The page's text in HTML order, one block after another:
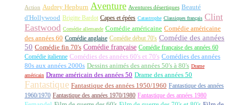
Action Audrey Hepburn Aventure Aventures désertiques Beauté
d'Hollywood Brigitte Bardot Capes et épées Catastrophe Classiques français Clint
Eastwood Comédie allemande Comédie américaine Comédie américaine
des années 60 Comédie anglaise Comédie début 70's Comédie des années
50 Comédie fin 70's Comédie française Comédie française des années 60
Comédie italienne Comédies des années 60's et 70's Comédies des années
80s aux années 2000s Dessins animés des années 50's à 80's Drame
américain Drame américain des années 50 Drame des années 50
Fantastique Fantastique des années 1950/1960 Fantastique des années
1960/1970 Fantastique des années 1970/1980 Fantastique des années 1980